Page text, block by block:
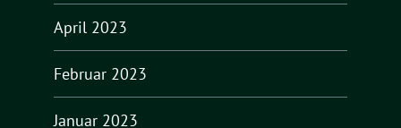
April 2023
Februar 2023
Januar 2023